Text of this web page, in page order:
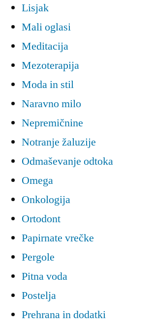
Lisjak
Mali oglasi
Meditacija
Mezoterapija
Moda in stil
Naravno milo
Nepremičnine
Notranje žaluzije
Odmaševanje odtoka
Omega
Onkologija
Ortodont
Papirnate vrečke
Pergole
Pitna voda
Postelja
Prehrana in dodatki